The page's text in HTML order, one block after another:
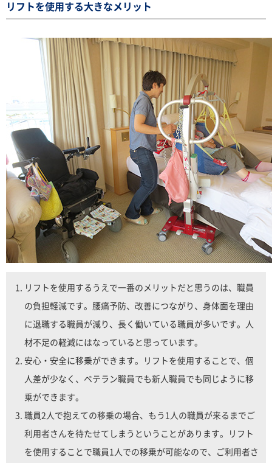
リフトを使用する大きなメリット
リフトを使用するうえで一番のメリットだと思うのは、職員
の負担軽減です。腰痛予防、改善につながり、身体面を理由
に退職する職員が減り、長く働いている職員が多いです。人
材不足の軽減にはなっていると思っています。
安心・安全に移乗ができます。リフトを使用することで、個
人差が少なく、ベテラン職員でも新人職員でも同じように移
乗ができます。
職員2人で抱えての移乗の場合、もう1人の職員が来るまでご
利用者さんを待たせてしまうということがあります。リフト
を使用することで職員1人での移乗が可能なので、ご利用者さ